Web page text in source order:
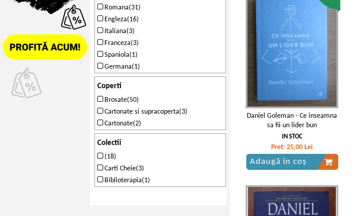
Romana(31)
Engleza(16)
Italiana(3)
Franceza(3)
Spaniola(1)
Germana(1)
Coperti
Brosate(50)
Cartonate si supracoperta(3)
Cartonate(2)
Colectii
(18)
Carti Cheie(3)
Biblioterapia(1)
Daniel Goleman - Ce inseamna
sa fii un lider bun
IN STOC
Pret:25,00 Lei
Adaugă în coș